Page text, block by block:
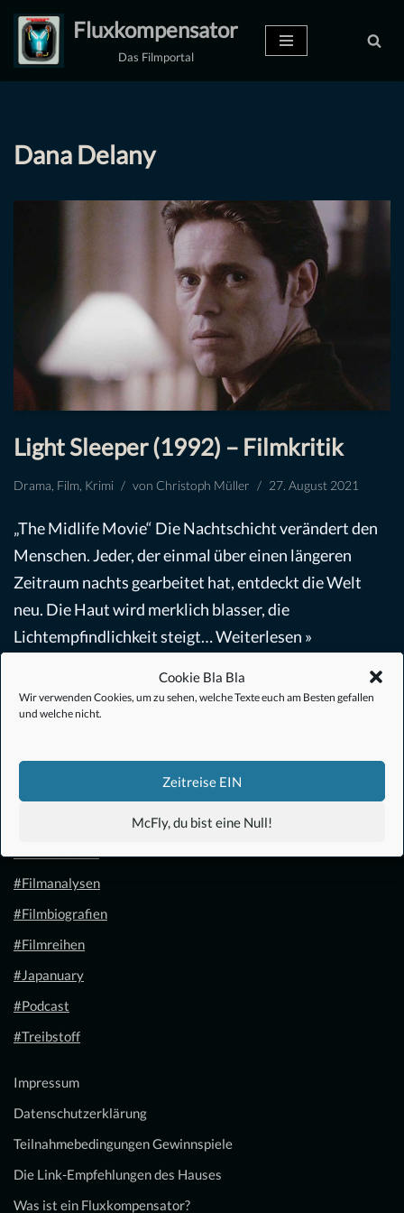
Cookie Bla Bla
Wir verwenden Cookies, um zu sehen, welche Texte euch am Besten gefallen
und welche nicht.
Zeitreise EIN
McFly, du bist eine Null!
Zum
Inhalt
Fluxkompensator
Das Filmportal
Dana Delany
Light Sleeper (1992) – Filmkritik
Drama Film Krimi von Christoph Müller 27. August 2021
„The Midlife Movie“ Die Nachtschicht verändert den
Menschen. Jeder, der einmal über einen längeren
Zeitraum nachts gearbeitet hat, entdeckt die Welt
neu. Die Haut wird merklich blasser, die
Lichtempfindlichkeit steigt…Weiterlesen »
#Filmanalysen
#Filmbiografien
#Filmreihen
#Japanuary
#Podcast
#Treibstoff
Impressum
Datenschutzerklärung
Teilnahmebedingungen Gewinnspiele
Die Link-Empfehlungen des Hauses
Was ist ein Fluxkompensator?